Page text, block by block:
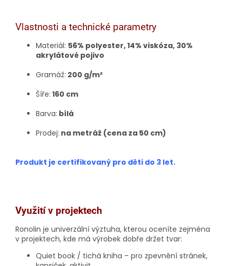
Vlastnosti a technické parametry
Materiál: 56% polyester, 14% viskóza, 30%
akrylátové pojivo
Gramáž: 200 g/m²
Šíře: 160 cm
Barva: bílá
Prodej: na metráž (cena za 50 cm)
Produkt je certifikovaný pro děti do 3 let.
Využití v projektech
Ronolin je univerzální výztuha, kterou oceníte zejména
v projektech, kde má výrobek dobře držet tvar:
Quiet book / tichá kniha – pro zpevnění stránek,